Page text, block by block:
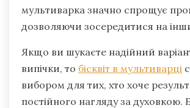
мультиварка значно спрощує
дозволяючи зосередитися на
Якщо ви шукаєте надійний
випічки, то бісквіт в мультиварці
вибором для тих, хто хоче
постійного нагляду за духовкою.